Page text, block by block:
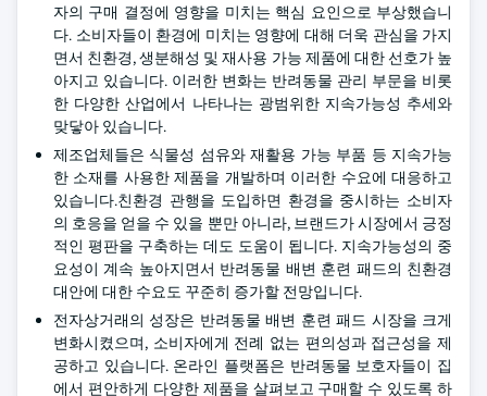
자의 구매 결정에 영향을 미치는 핵심 요인으로 부상했습니
다. 소비자들이 환경에 미치는 영향에 대해 더욱 관심을 가지
면서 친환경, 생분해성 및 재사용 가능 제품에 대한 선호가 높
아지고 있습니다. 이러한 변화는 반려동물 관리 부문을 비롯
한 다양한 산업에서 나타나는 광범위한 지속가능성 추세와
맞닿아 있습니다.
제조업체들은 식물성 섬유와 재활용 가능 부품 등 지속가능
한 소재를 사용한 제품을 개발하며 이러한 수요에 대응하고
있습니다.친환경 관행을 도입하면 환경을 중시하는 소비자
의 호응을 얻을 수 있을 뿐만 아니라, 브랜드가 시장에서 긍정
적인 평판을 구축하는 데도 도움이 됩니다. 지속가능성의 중
요성이 계속 높아지면서 반려동물 배변 훈련 패드의 친환경
대안에 대한 수요도 꾸준히 증가할 전망입니다.
전자상거래의 성장은 반려동물 배변 훈련 패드 시장을 크게
변화시켰으며, 소비자에게 전례 없는 편의성과 접근성을 제
공하고 있습니다. 온라인 플랫폼은 반려동물 보호자들이 집
에서 편안하게 다양한 제품을 살펴보고 구매할 수 있도록 하